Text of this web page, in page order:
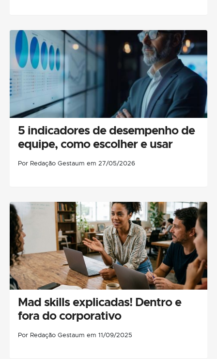
5 indicadores de desempenho de
equipe, como escolher e usar
Por Redação Gestaum em 27/05/2026
Mad skills explicadas! Dentro e
fora do corporativo
Por Redação Gestaum em 11/09/2025